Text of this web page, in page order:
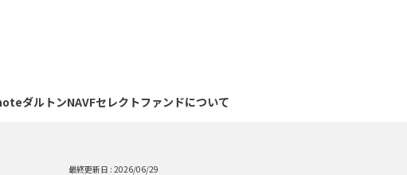
ダルトンNAVFセレクトファンドについて
最終更新日 : 2026/06/29